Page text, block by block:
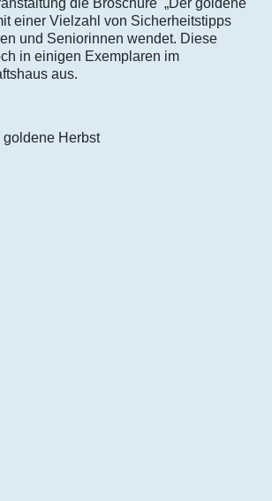
die Broschüre „Der goldene
einer Vielzahl von Sicherheitstipps
und Seniorinnen wendet. Diese
in einigen Exemplaren im
aus.